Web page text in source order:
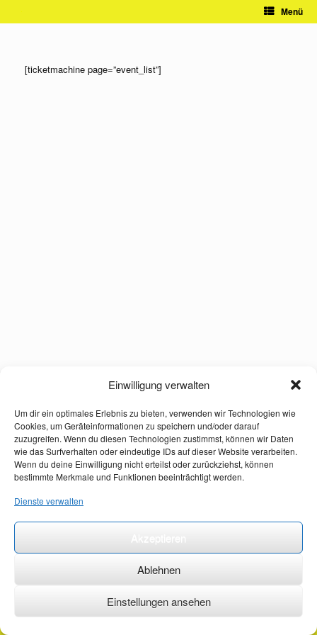
Einwilligung verwalten
Um dir ein optimales Erlebnis zu bieten, verwenden wir Technologien wie
Cookies, um Geräteinformationen zu speichern und/oder darauf
zuzugreifen. Wenn du diesen Technologien zustimmst, können wir Daten
wie das Surfverhalten oder eindeutige IDs auf dieser Website verarbeiten.
Wenn du deine Einwilligung nicht erteilst oder zurückziehst, können
bestimmte Merkmale und Funktionen beeinträchtigt werden.
Dienste verwalten
Ablehnen
Einstellungen ansehen
Menü
[ticketmachine page=”event_list”]
©2026 ·erstehilfekurs-mauch.de ·AGB ·Datenschutzerklärung ·Impressum ·